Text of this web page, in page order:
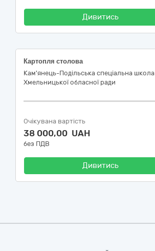
Дивитись
Картопля столова
Кам'янець-Подільська спеціальна школа
Хмельницької обласної ради
Очікувана вартість
38 000,00 UAH
без ПДВ
Дивитись